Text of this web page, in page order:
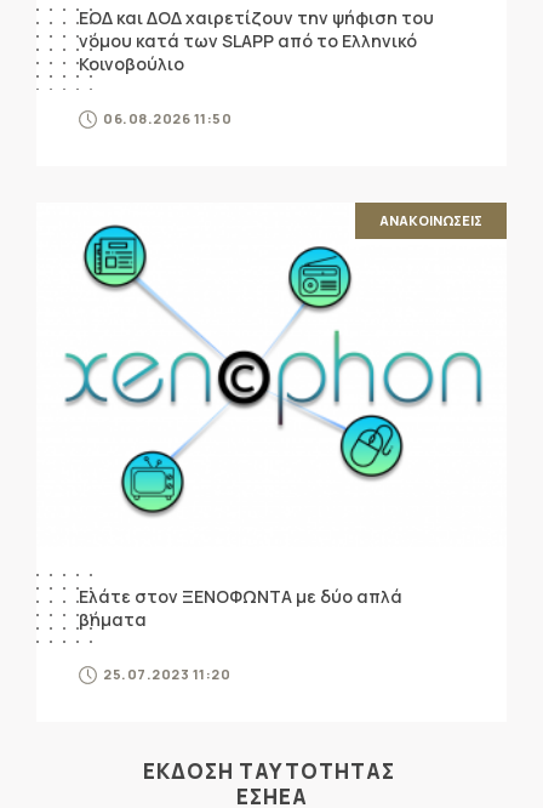
ΕΟΔ και ΔΟΔ χαιρετίζουν την ψήφιση του
νόμου κατά των SLAPP από το Ελληνικό
Κοινοβούλιο
06.08.2026 11:50
ΑΝΑΚΟΙΝΩΣΕΙΣ
Ελάτε στον ΞΕΝΟΦΩΝΤΑ με δύο απλά
βήματα
25.07.2023 11:20
ΕΚΔΟΣΗ ΤΑΥΤΟΤΗΤΑΣ
ΕΣΗΕΑ